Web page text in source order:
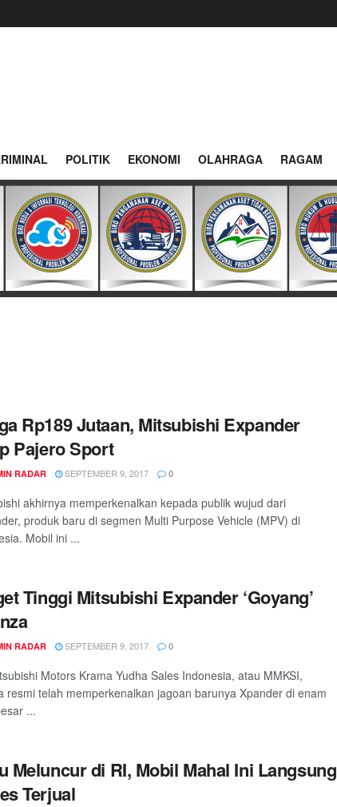
POLITIK EKONOMI OLAHRAGA RAGAM
Rp189 Jutaan, Mitsubishi Expander
Pajero Sport
RADAR SEPTEMBER 9, 2017 0
akhirnya memperkenalkan kepada publik wujud dari
produk baru di segmen Multi Purpose Vehicle (MPV) di
Mobil ini ...
Tinggi Mitsubishi Expander ‘Goyang’
RADAR SEPTEMBER 9, 2017 0
Motors Krama Yudha Sales Indonesia, atau MMKSI,
resmi telah memperkenalkan jagoan barunya Xpander di enam
...
Meluncur di RI, Mobil Mahal Ini Langsung
Terjual